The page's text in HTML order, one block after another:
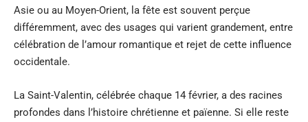
Asie ou au Moyen-Orient, la fête est souvent perçue
différemment, avec des usages qui varient grandement, entre
célébration de l’amour romantique et rejet de cette influence
occidentale.
La Saint-Valentin, célébrée chaque 14 février, a des racines
profondes dans l’histoire chrétienne et païenne. Si elle reste